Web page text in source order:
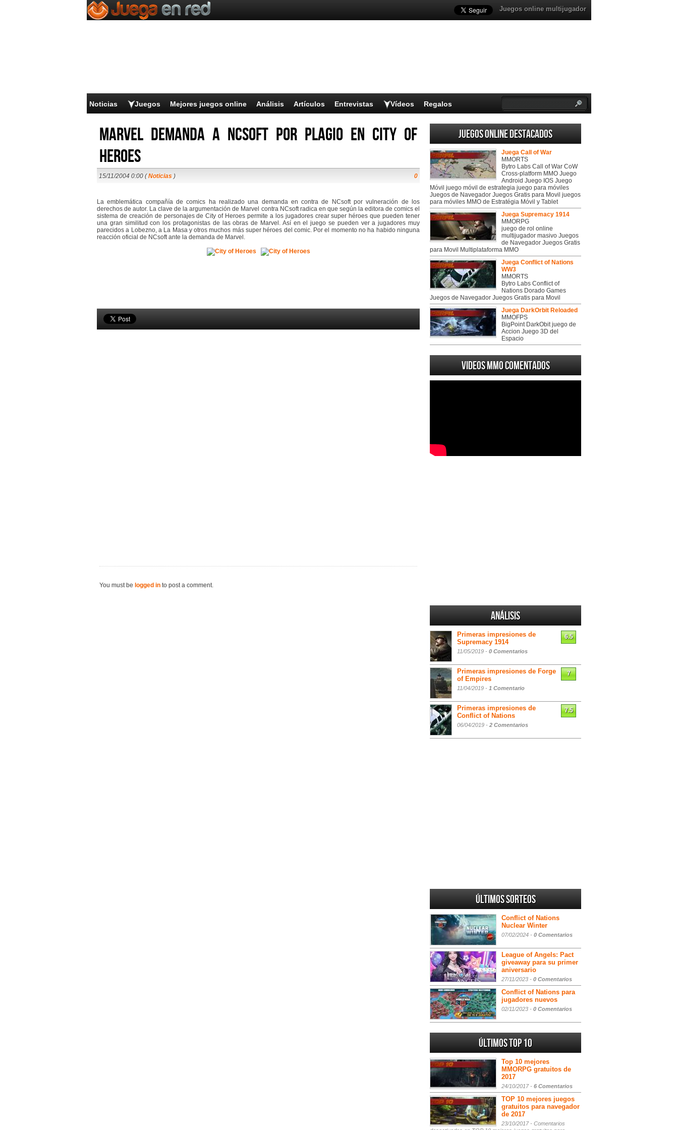
Juegos online multijugador
Noticias Juegos Mejores juegos online Análisis Artículos Entrevistas Vídeos Regalos
Marvel demanda a NCSoft por plagio en City of
Heroes
15/11/2004 0:00 (Noticias ) 0
La emblemática compañía de comics ha realizado una demanda en contra de NCsoft por vulneración de los
derechos de autor. La clave de la argumentación de Marvel contra NCsoft radica en que según la editora de comics el
sistema de creación de personajes de City of Heroes permite a los jugadores crear super héroes que pueden tener
una gran similitud con los protagonistas de las obras de Marvel. Así en el juego se pueden ver a jugadores muy
parecidos a Lobezno, a La Masa y otros muchos más super héroes del comic. Por el momento no ha habido ninguna
reacción oficial de NCsoft ante la demanda de Marvel.
You must be logged in to post a comment.
Juegos online destacados
Juega Call of War
MMORTS
Bytro Labs Call of War CoW
Cross-platform MMO Juego
Android Juego IOS Juego
Móvil juego móvil de estrategia juego para móviles
Juegos de Navegador Juegos Gratis para Movil juegos
para móviles MMO de Estratégia Móvil y Tablet
Juega Supremacy 1914
MMORPG
juego de rol online
multijugador masivo Juegos
de Navegador Juegos Gratis
para Movil Multiplataforma MMO
Juega Conflict of Nations
WW3
MMORTS
Bytro Labs Conflict of
Nations Dorado Games
Juegos de Navegador Juegos Gratis para Movil
Juega DarkOrbit Reloaded
MMOFPS
BigPoint DarkObit juego de
Accion Juego 3D del
Espacio
Videos MMO Comentados
Análisis
Primeras impresiones de
Supremacy 1914
11/05/2019 - 0 Comentarios
6.5
Primeras impresiones de Forge
of Empires
11/04/2019 - 1 Comentario
7
Primeras impresiones de
Conflict of Nations
06/04/2019 - 2 Comentarios
7.5
Últimos sorteos
Conflict of Nations
Nuclear Winter
07/02/2024 - 0 Comentarios
League of Angels: Pact
giveaway para su primer
aniversario
27/11/2023 - 0 Comentarios
Conflict of Nations para
jugadores nuevos
02/11/2023 - 0 Comentarios
Últimos Top 10
Top 10 mejores
MMORPG gratuitos de
2017
24/10/2017 - 6 Comentarios
TOP 10 mejores juegos
gratuitos para navegador
de 2017
23/10/2017 - Comentarios